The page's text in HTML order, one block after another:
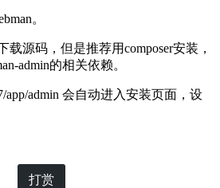
。
源码，但是推荐用composer安装，
admin的相关依赖。
app/admin 会自动进入安装页面，设
打赏